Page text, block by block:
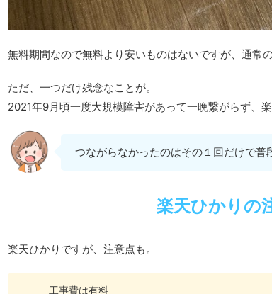
無料期間なので無料より安いものはないですが、通常
ただ、一つだけ残念なことが。
2021年9月頃一度大規模障害があって一晩繋がらず、
つながらなかったのはその１回だけで普
楽天ひかりの
楽天ひかりですが、注意点も。
工事費は有料